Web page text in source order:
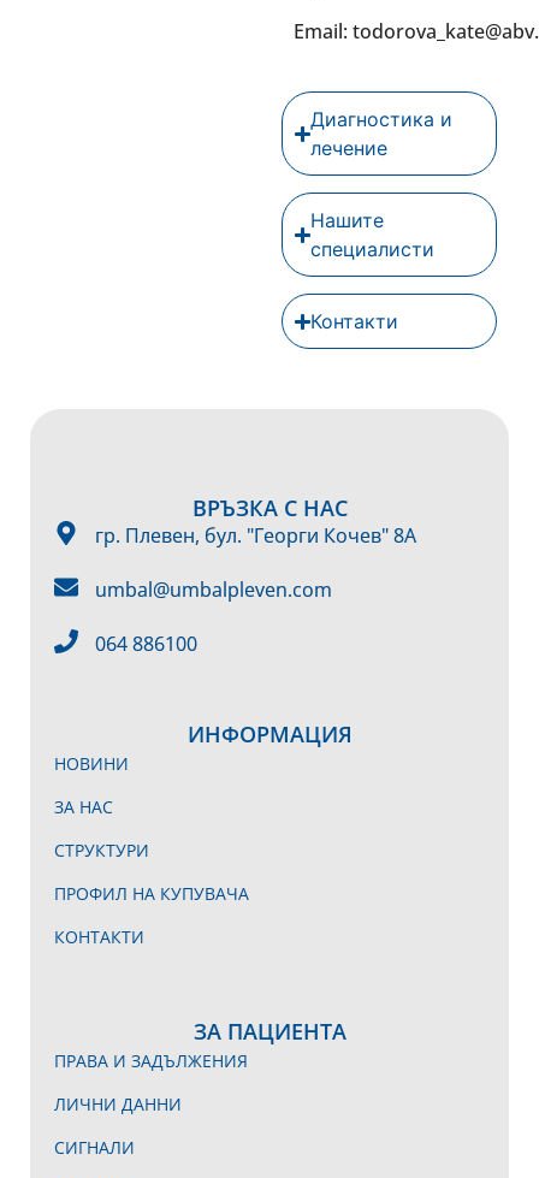
Email:
Диагностика и
лечение
Нашите
специалисти
Контакти
ИНФОРМАЦИЯ
НОВИНИ
ЗА НАС
СТРУКТУРИ
ПРОФИЛ НА КУПУВАЧА
КОНТАКТИ
ЗА ПАЦИЕНТА
ПРАВА И ЗАДЪЛЖЕНИЯ
ЛИЧНИ ДАННИ
СИГНАЛИ
ВРЪЗКА С НАС
гр. Плевен, бул. "Георги Кочев" 8А
umbal@umbalpleven.com
064 886100